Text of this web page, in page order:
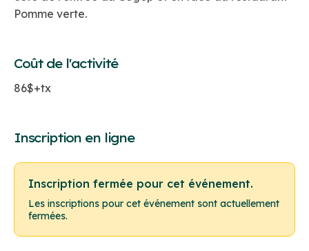
Pomme verte.
Coût de l'activité
86$+tx
Inscription en ligne
Inscription fermée pour cet événement.
Les inscriptions pour cet événement sont actuellement
fermées.